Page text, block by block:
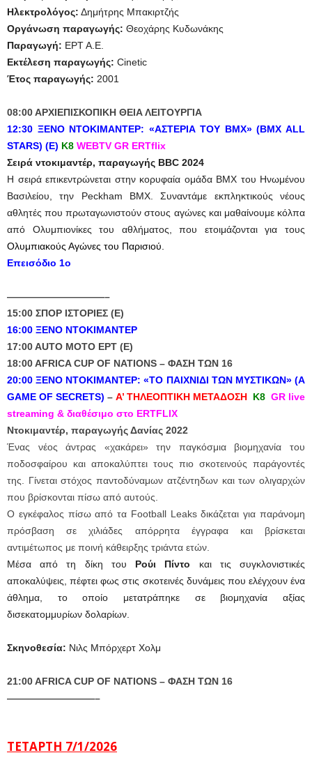
Ηλεκτρολόγος: Δημήτρης Μπακιρτζής
Οργάνωση παραγωγής: Θεοχάρης Κυδωνάκης
Παραγωγή: ΕΡΤ Α.Ε.
Εκτέλεση παραγωγής: Cinetic
Έτος παραγωγής: 2001
08:00 ΑΡΧΙΕΠΙΣΚΟΠΙΚΗ ΘΕΙΑ ΛΕΙΤΟΥΡΓΙΑ
12:30 ΞΕΝΟ ΝΤΟΚΙΜΑΝΤΕΡ: «ΑΣΤΕΡΙΑ ΤΟΥ ΒΜΧ» (BMX ALL
STARS) (E) Κ8 WEBTV GR ERTflix
Σειρά ντοκιμαντέρ, παραγωγής BBC 2024
Η σειρά επικεντρώνεται στην κορυφαία ομάδα ΒΜΧ του Ηνωμένου
Βασιλείου, την Peckham BMX. Συναντάμε εκπληκτικούς νέους
αθλητές που πρωταγωνιστούν στους αγώνες και μαθαίνουμε κόλπα
από Ολυμπιονίκες του αθλήματος, που ετοιμάζονται για τους
Ολυμπιακούς Αγώνες του Παρισιού.
Επεισόδιο 1ο
——————————–
15:00 ΣΠΟΡ ΙΣΤΟΡΙΕΣ (Ε)
16:00 ΞΕΝΟ ΝΤΟΚΙΜΑΝΤΕΡ
17:00 AUTO MOTO ΕΡΤ (Ε)
18:00 AFRICA CUP OF NATIONS – ΦΑΣΗ ΤΩΝ 16
20:00 ΞΕΝΟ ΝΤΟΚΙΜΑΝΤΕΡ: «ΤΟ ΠΑΙΧΝΙΔΙ ΤΩΝ ΜΥΣΤΙΚΩΝ» (A
GAME OF SECRETS) – A’ ΤΗΛΕΟΠΤΙΚΗ ΜΕΤΑΔΟΣΗ Κ8 GR live
streaming & διαθέσιμο στο ERTFLIX
Ντοκιμαντέρ, παραγωγής Δανίας 2022
Ένας νέος άντρας «χακάρει» την παγκόσμια βιομηχανία του
ποδοσφαίρου και αποκαλύπτει τους πιο σκοτεινούς παράγοντές
της. Γίνεται στόχος παντοδύναμων ατζέντηδων και των ολιγαρχών
που βρίσκονται πίσω από αυτούς.
Ο εγκέφαλος πίσω από τα Football Leaks δικάζεται για παράνομη
πρόσβαση σε χιλιάδες απόρρητα έγγραφα και βρίσκεται
αντιμέτωπος με ποινή κάθειρξης τριάντα ετών.
Μέσα από τη δίκη του Ρούι Πίντο και τις συγκλονιστικές
αποκαλύψεις, πέφτει φως στις σκοτεινές δυνάμεις που ελέγχουν ένα
άθλημα, το οποίο μετατράπηκε σε βιομηχανία αξίας
δισεκατομμυρίων δολαρίων.
Σκηνοθεσία: Νιλς Μπόρχερτ Χολμ
21:00 AFRICA CUP OF NATIONS – ΦΑΣΗ ΤΩΝ 16
—————————–
ΤΕΤΑΡΤΗ 7/1/2026